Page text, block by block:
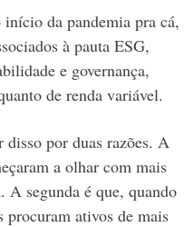
início da pandemia pra cá,
à pauta ESG,
e governança,
de renda variável.
por duas razões. A
a olhar com mais
A segunda é que, quando
procuram ativos de mais